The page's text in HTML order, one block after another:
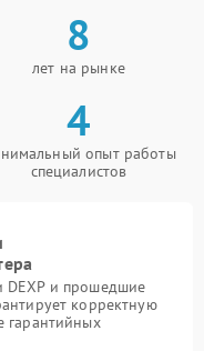
8
лет на рынке
4
опыт работы
специалистов
DEXP и прошедшие
корректную
гарантийных